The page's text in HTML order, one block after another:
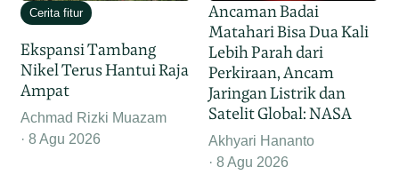
Cerita fitur
Ekspansi Tambang
Nikel Terus Hantui Raja
Ampat
Achmad Rizki Muazam
8 Agu 2026
Ancaman Badai
Matahari Bisa Dua Kali
Lebih Parah dari
Perkiraan, Ancam
Jaringan Listrik dan
Satelit Global: NASA
Akhyari Hananto
8 Agu 2026